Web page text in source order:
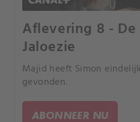
Aflevering 8 - De
Jaloezie
Majid heeft Simon
gevonden.
ABONNEER NU